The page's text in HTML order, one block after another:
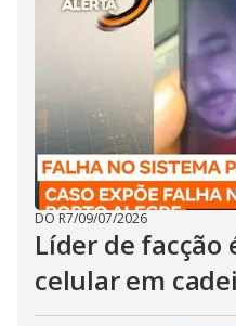
DO R7/09/07/2026
Líder de facção
celular em